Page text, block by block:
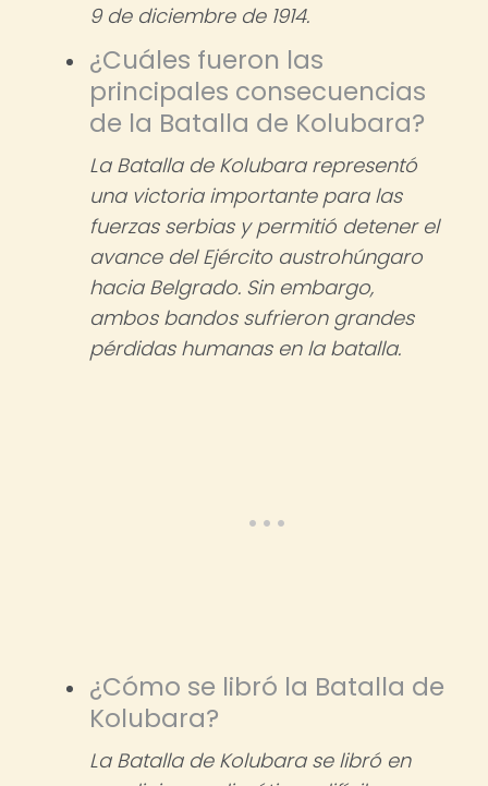
9 de diciembre de 1914.
¿Cuáles fueron las
principales consecuencias
de la Batalla de Kolubara?
La Batalla de Kolubara representó
una victoria importante para las
fuerzas serbias y permitió detener el
avance del Ejército austrohúngaro
hacia Belgrado. Sin embargo,
ambos bandos sufrieron grandes
pérdidas humanas en la batalla.
¿Cómo se libró la Batalla de
Kolubara?
La Batalla de Kolubara se libró en